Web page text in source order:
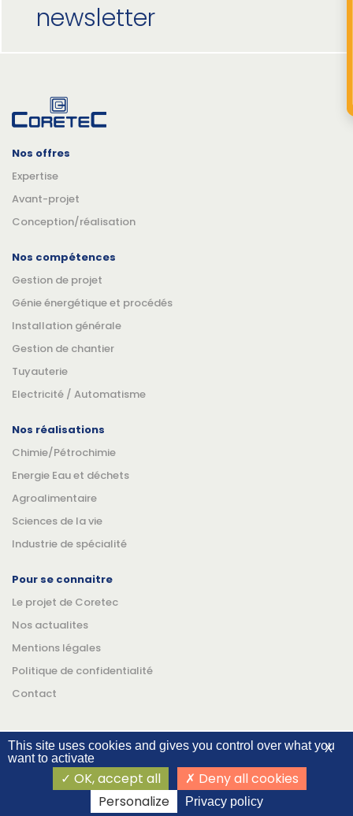
newsletter
Nos offres
Expertise
Avant-projet
Conception/réalisation
Nos compétences
Gestion de projet
Génie énergétique et procédés
Installation générale
Gestion de chantier
Tuyauterie
Electricité / Automatisme
Nos réalisations
Chimie/Pétrochimie
Energie Eau et déchets
Agroalimentaire
Sciences de la vie
Industrie de spécialité
Pour se connaitre
Le projet de Coretec
Nos actualites
Mentions légales
Politique de confidentialité
Contact
Suivez-nous
©Coretec 2026
X
This site uses cookies and gives you control over what you
want to activate
OK, accept all
Deny all cookies
Personalize
Privacy policy